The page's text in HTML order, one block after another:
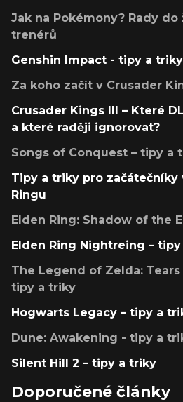
Jak na Pokémony? Rady
trenérů
Genshin Impact - tipy a triky
Za koho začít v Crusader
Crusader Kings III – Které
a které raději ignorovat?
Songs of Conquest – tipy a
Tipy a triky pro začátečníky
Ringu
Elden Ring: Shadow of the
Elden Ring Nightreing –
The Legend of Zelda:
tipy a triky
Hogwarts Legacy – tipy a
Dune: Awakening - tipy a
Silent Hill 2 – tipy a triky
Doporučené články